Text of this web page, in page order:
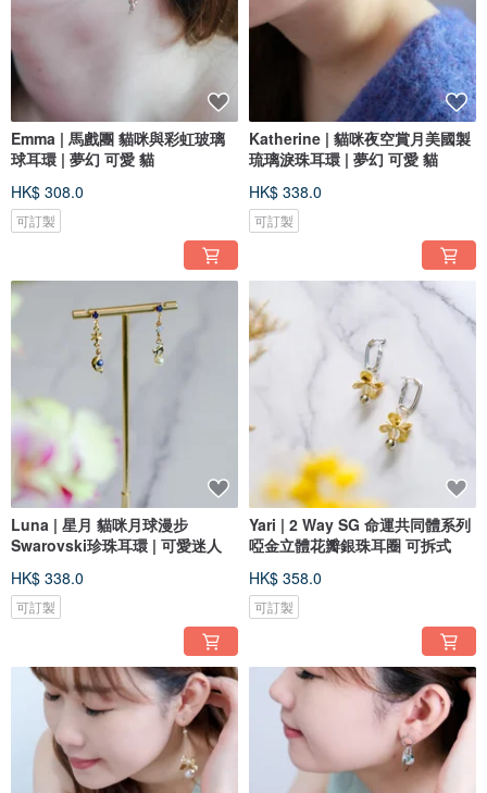
Emma | 馬戲團 貓咪與彩虹玻璃
球耳環 | 夢幻 可愛 貓
HK$ 308.0
可訂製
Katherine | 貓咪夜空賞月美國製
琉璃淚珠耳環 | 夢幻 可愛 貓
HK$ 338.0
可訂製
Luna | 星月 貓咪月球漫步
Swarovski珍珠耳環 | 可愛迷人
HK$ 338.0
可訂製
Yari | 2 Way SG 命運共同體系列
啞金立體花瓣銀珠耳圈 可拆式
HK$ 358.0
可訂製